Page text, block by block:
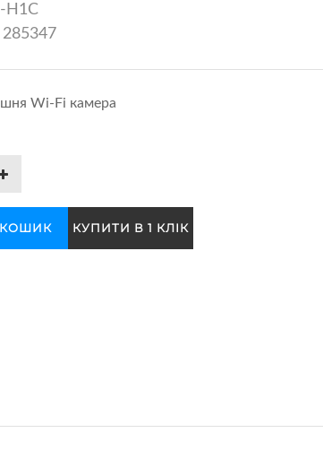
H1C
285347
Wi-Fi камера
КУПИТИ В 1 КЛІК